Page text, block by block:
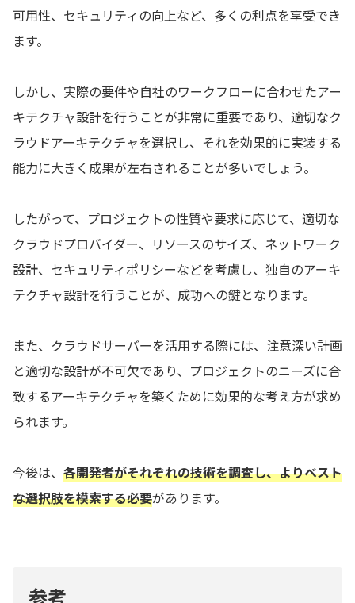
可用性、セキュリティの向上など、多くの利点を享受でき
ます。
しかし、実際の要件や自社のワークフローに合わせたアー
キテクチャ設計を行うことが非常に重要であり、適切なク
ラウドアーキテクチャを選択し、それを効果的に実装する
能力に大きく成果が左右されることが多いでしょう。
したがって、プロジェクトの性質や要求に応じて、適切な
クラウドプロバイダー、リソースのサイズ、ネットワーク
設計、セキュリティポリシーなどを考慮し、独自のアーキ
テクチャ設計を行うことが、成功への鍵となります。
また、クラウドサーバーを活用する際には、注意深い計画
と適切な設計が不可欠であり、プロジェクトのニーズに合
致するアーキテクチャを築くために効果的な考え方が求め
られます。
今後は、 各開発者がそれぞれの技術を調査し、よりベスト
な選択肢を模索する必要があります。
参考